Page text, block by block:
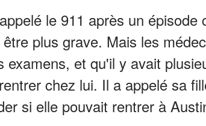
le 911 après un
plus grave. Mais les
examens, et qu'il y avait
chez lui. Il a appelé sa
si elle pouvait rentrer à